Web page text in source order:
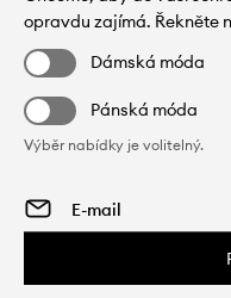
opravdu zajímá. Řekněte
Dámská móda
Pánská móda
Výběr nabídky je volitelný.